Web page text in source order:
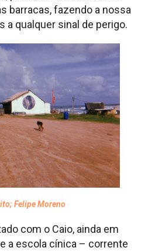
barracas, fazendo a nossa
a qualquer sinal de perigo.
Felipe Moreno
com o Caio, ainda em
a escola cínica – corrente